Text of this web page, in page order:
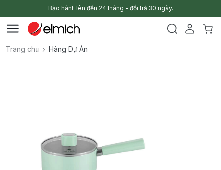
Bảo hành lên đến 24 tháng - đổi trả 30 ngày.
Trang chủ Hàng Dự Án